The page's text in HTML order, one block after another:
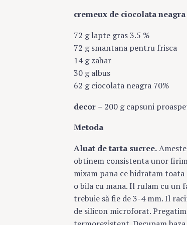
cremeux de ciocolataneagra
72 g lapte gras 3.5 %
72 g smantana pentru frisca
14 g zahar
30 g albus
62 g ciocolata neagra 70%
decor – 200 g capsuni
Metoda
Aluat de tarta sucree.
obtinem consistenta unor
mixam pana ce hidratam
o bila cu mana. Il rulam cu un
trebuie să fie de 3-4 mm. Il
de silicon microforat.